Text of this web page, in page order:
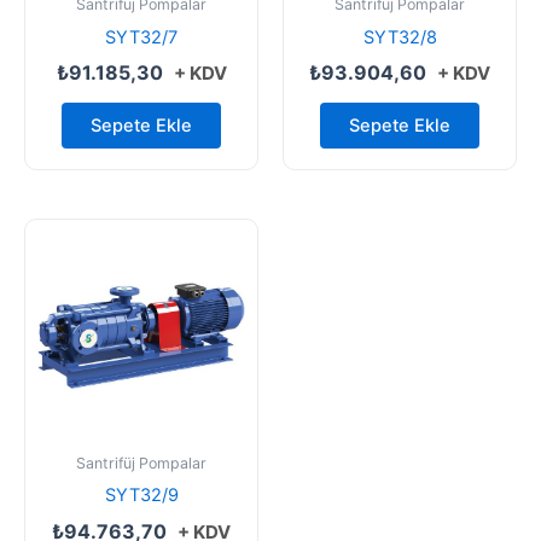
Santrifüj Pompalar
SYT32/7
₺91.185,30 + KDV
Sepete Ekle
Santrifüj Pompalar
SYT32/8
₺93.904,60 + KDV
Sepete Ekle
Santrifüj Pompalar
SYT32/9
₺94.763,70 + KDV